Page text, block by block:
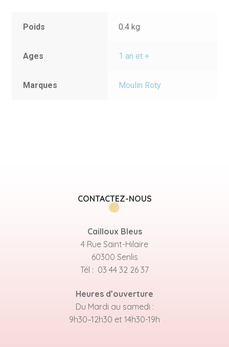
Poids 0.4 kg
Ages 1 an et +
Marques Moulin Roty
CONTACTEZ-NOUS
Cailloux Bleus
4 Rue Saint-Hilaire
60300 Senlis
Tél : 03 44 32 26 37
Heures d’ouverture
Du Mardi au samedi :
9h30–12h30 et 14h30-19h